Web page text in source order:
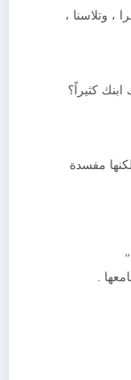
، وتلاسنا ،
ابنك كثيراً؟
مفسدة
.‍‌‍‌‍‍‍‍‍‍‍‍‍‍‍‍‍‍‍‍‍‍‍‌